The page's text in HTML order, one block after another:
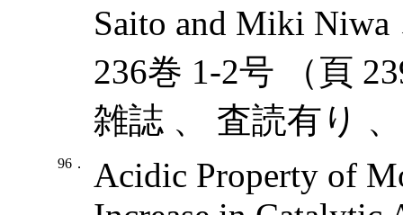
Saito and Miki Niwa
236巻 1-2号 （頁
雑誌 、 査読有り
96．
Acidic Property of